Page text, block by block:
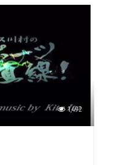
1,492